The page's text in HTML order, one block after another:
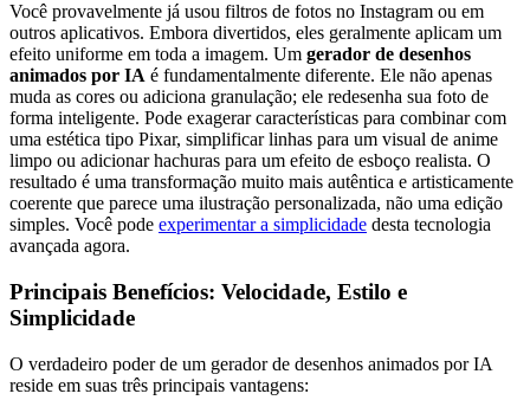
Você provavelmente já usou filtros de fotos no Instagram ou em
outros aplicativos. Embora divertidos, eles geralmente aplicam um
efeito uniforme em toda a imagem. Um gerador de desenhos
animados por IA é fundamentalmente diferente. Ele não apenas
muda as cores ou adiciona granulação; ele redesenha sua foto de
forma inteligente. Pode exagerar características para combinar com
uma estética tipo Pixar, simplificar linhas para um visual de anime
limpo ou adicionar hachuras para um efeito de esboço realista. O
resultado é uma transformação muito mais autêntica e artisticamente
coerente que parece uma ilustração personalizada, não uma edição
simples. Você pode experimentar a simplicidade desta tecnologia
avançada agora.
Principais Benefícios: Velocidade, Estilo e
Simplicidade
O verdadeiro poder de um gerador de desenhos animados por IA
reside em suas três principais vantagens: